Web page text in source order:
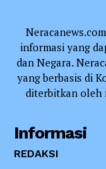
informasi yang
dan Negara.
yang berbasis di
diterbitkan oleh
Informasi
REDAKSI